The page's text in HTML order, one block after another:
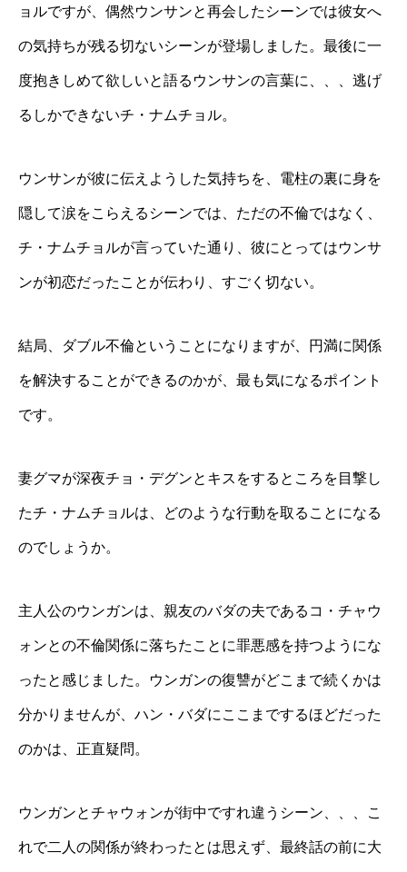
ョルですが、偶然ウンサンと再会したシーンでは彼女へ
の気持ちが残る切ないシーンが登場しました。最後に一
度抱きしめて欲しいと語るウンサンの言葉に、、、逃げ
るしかできないチ・ナムチョル。
ウンサンが彼に伝えようした気持ちを、電柱の裏に身を
隠して涙をこらえるシーンでは、ただの不倫ではなく、
チ・ナムチョルが言っていた通り、彼にとってはウンサ
ンが初恋だったことが伝わり、すごく切ない。
結局、ダブル不倫ということになりますが、円満に関係
を解決することができるのかが、最も気になるポイント
です。
妻グマが深夜チョ・デグンとキスをするところを目撃し
たチ・ナムチョルは、どのような行動を取ることになる
のでしょうか。
主人公のウンガンは、親友のバダの夫であるコ・チャウ
ォンとの不倫関係に落ちたことに罪悪感を持つようにな
ったと感じました。ウンガンの復讐がどこまで続くかは
分かりませんが、ハン・バダにここまでするほどだった
のかは、正直疑問。
ウンガンとチャウォンが街中ですれ違うシーン、、、こ
れで二人の関係が終わったとは思えず、最終話の前に大